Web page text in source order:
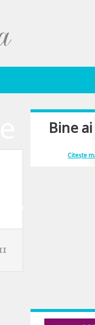
una ca asta. Pesemne
Bine
Îmi place să
Citește